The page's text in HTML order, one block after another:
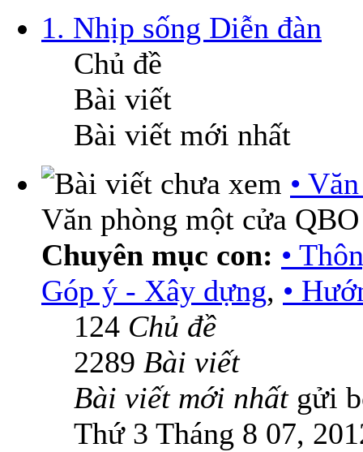
1. Nhịp sống Diễn đàn
Chủ đề
Bài viết
Bài viết mới nhất
•
Văn phòng một cửa QBO
Chuyên mục con: •
Góp ý - Xây dựng, •
124 Chủ đề
2289 Bài viết
Bài viết mới nhấtgửi
Thứ 3 Tháng 8 07,